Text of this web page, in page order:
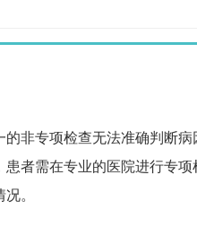
非专项检查无法准确判断
者需在专业的医院进行专项
。